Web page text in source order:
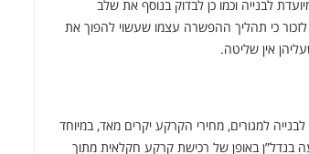
לבנייה וכמו כן לבדוק בנוסף את שלב
כי תהליך ההפשרה עצמו שעשוי להפוך את
אין שליטה.
למגורים, מחירי הקרקע יקרים מאד, במיוחד
בנדל”ן באופן של רכישת קרקע חקלאית מתוך